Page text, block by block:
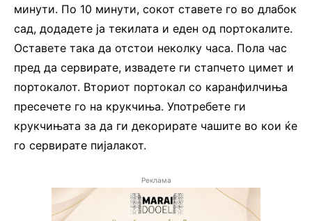
минути. По 10 минути, сокот ставете го во длабок
сад, додадете ја текилата и еден од портокалите.
Оставете така да отстои неколку часа. Пола час
пред да сервирате, извадете ги стапчето цимет и
портокалот. Вториот портокал со каранфилчиња
пресечете го на крукчиња. Употребете ги
крукчињата за да ги декорирате чашите во кои ќе
го сервирате пијалакот.
Реклама